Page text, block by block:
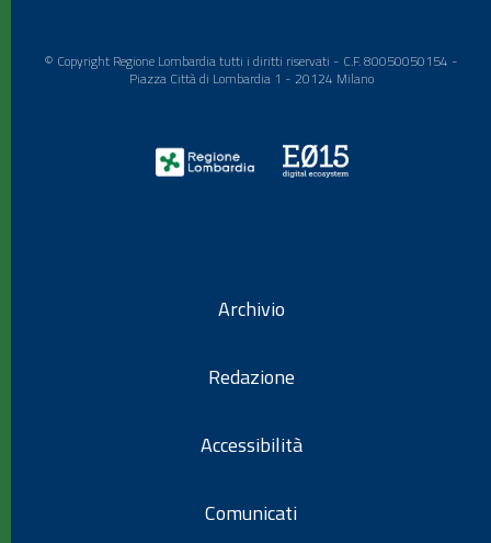
© Copyright Regione Lombardia tutti i diritti riservati - C.F. 80050050154 -
Piazza Città di Lombardia 1 - 20124 Milano
Archivio
Redazione
Accessibilità
Comunicati